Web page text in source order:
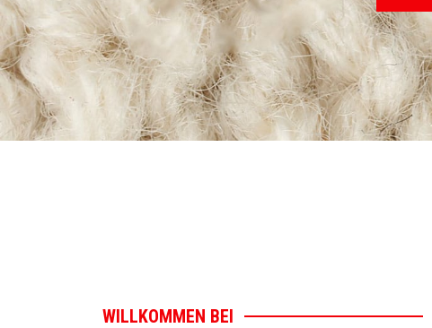
WILLKOMMEN BEI